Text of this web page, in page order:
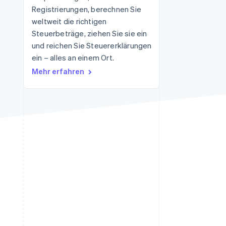
Stripe-Sessions 2026
Erfahren Sie, wie Stripe
Lösungen für die
Wirtschaftsinfrastruktur
Registrierungen, berechnen Sie
weltweit die richtigen
Steuerbeträge, ziehen Sie sie ein
und reichen Sie Steuererklärungen
ein – alles an einem Ort.
Mehr erfahren